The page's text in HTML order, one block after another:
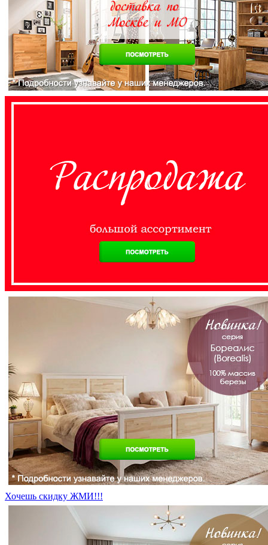
Хочешь скидку ЖМИ!!!